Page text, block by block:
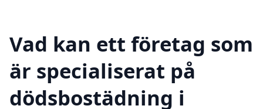
Vad kan ett företag som
är specialiserat på
dödsbostädning i